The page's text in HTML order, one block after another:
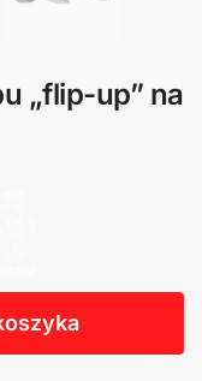
„flip-up” na